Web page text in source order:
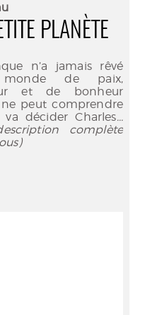
PLANÈTE
n’a jamais rêvé
monde de paix,
et de bonheur
peut comprendre
décider Charles...
complète